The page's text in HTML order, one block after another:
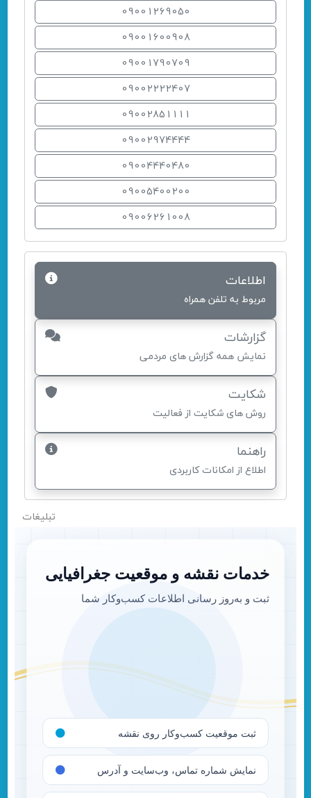
09001269050
09001600908
09001790709
09002222407
09002851111
09002974444
09004440480
09005400200
09006261008
اطلاعات
مربوط به تلفن همراه
گزارشات
نمایش همه گزارش های مردمی
شکایت
روش های شکایت از فعالیت
راهنما
اطلاع از امکانات کاربردی